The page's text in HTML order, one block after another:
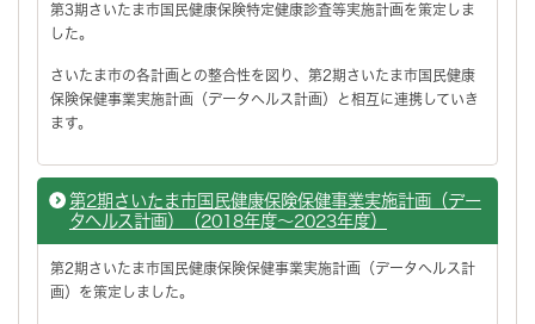
第3期さいたま市国民健康保険特定健康診査等実施計画を策定しま
した。
さいたま市の各計画との整合性を図り、第2期さいたま市国民健康
保険保健事業実施計画（データヘルス計画）と相互に連携していき
ます。
第2期さいたま市国民健康保険保健事業実施計画（デー
タヘルス計画）（2018年度～2023年度）
第2期さいたま市国民健康保険保健事業実施計画（データヘルス計
画）を策定しました。